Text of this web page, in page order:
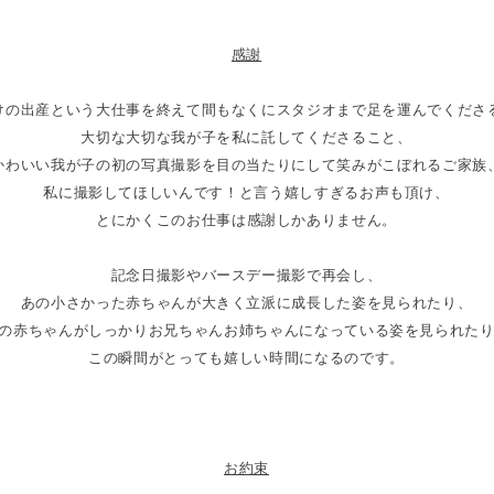
感謝
の出産という大仕事を終えて間もなくにスタジオまで足を運んでくださ
大切な大切な我が子を私に託してくださること、
わいい我が子の初の写真撮影を目の当たりにして笑みがこぼれるご家族、
私に撮影してほしいんです！と言う嬉しすぎるお声も頂け、
とにかくこのお仕事は感謝しかありません。
記念日撮影やバースデー撮影で再会し、
あの小さかった赤ちゃんが大きく立派に成長した姿を見られたり、
赤ちゃんがしっかりお兄ちゃんお姉ちゃんになっている姿を見られたり
この瞬間がとっても嬉しい時間になるのです。
お約束